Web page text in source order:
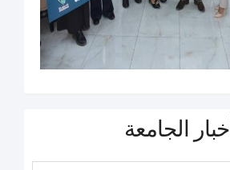
أخبار الجامعة